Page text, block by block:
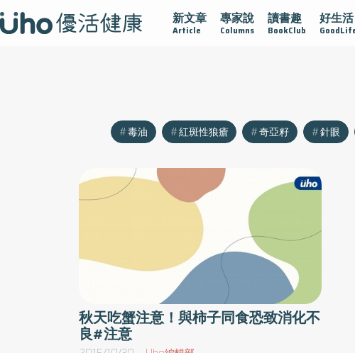
新文章
Article
專家說
Columns
讀書趣
BookClub
好生活
黏 守護腺在 疫情保衛戰 再生醫學 愛的未來視 認識攝
毒油 紅斑性狼瘡 奇亞籽 針眼
秋天吃蟹注意！與柿子同食恐致消化不
良#注意